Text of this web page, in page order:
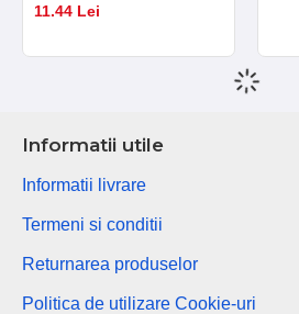
11.44 Lei
Informatii utile
Informatii livrare
Termeni si conditii
Returnarea produselor
Politica de utilizare Cookie-uri